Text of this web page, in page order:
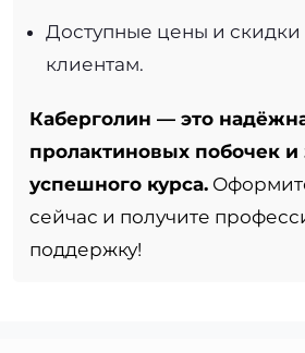
Доступные цены и
клиентам.
Каберголин — это
пролактиновых побочек и
успешного курса.
сейчас и получите
поддержку!